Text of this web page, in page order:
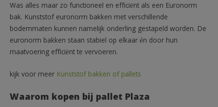
Was alles maar zo functioneel en efficiënt als een Euronorm
bak. Kunststof euronorm bakken met verschillende
bodemmaten kunnen namelijk onderling gestapeld worden. De
euronorm bakken staan stabiel op elkaar én door hun
maatvoering efficiënt te vervoeren.
kijk voor meer Kunststof bakken of pallets
Waarom kopen bij pallet Plaza